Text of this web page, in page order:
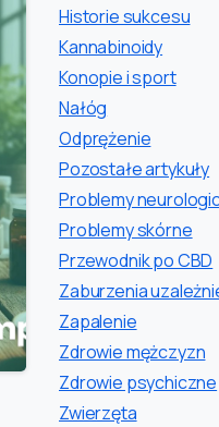
Historie sukcesu
Kannabinoidy
Konopie i sport
Nałóg
Odprężenie
Pozostałe artykuły
Problemy
Problemy skórne
Przewodnik po CBD
Zaburzenia
Zapalenie
Zdrowie mężczyzn
Zdrowie psychiczne
Zwierzęta